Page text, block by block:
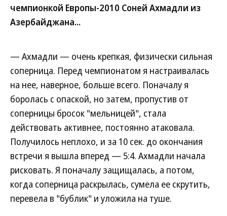
чемпионкой Европы-2010 Соней Ахмадли из
Азербайджана...
— Ахмадли — очень крепкая, физически сильная
соперница. Перед чемпионатом я настраивалась
на нее, наверное, больше всего. Поначалу я
боролась с опаской, но затем, пропустив от
соперницы бросок "мельницей", стала
действовать активнее, постоянно атаковала.
Получилось неплохо, и за 10 сек. до окончания
встречи я вышла вперед — 5:4. Ахмадли начала
рисковать. Я поначалу защищалась, а потом,
когда соперница раскрылась, сумела ее скрутить,
перевела в "бублик" и уложила на туше.